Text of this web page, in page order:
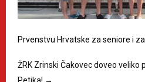
Prvenstvu Hrvatske za seniore i
ŽRK Zrinski Čakovec doveo veliko